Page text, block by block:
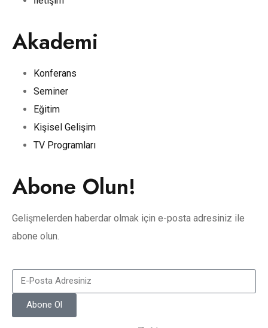
Akademi
Konferans
Seminer
Eğitim
Kişisel Gelişim
TV Programları
Abone Olun!
Gelişmelerden haberdar olmak için e-posta adresiniz ile
abone olun.
Abone Ol